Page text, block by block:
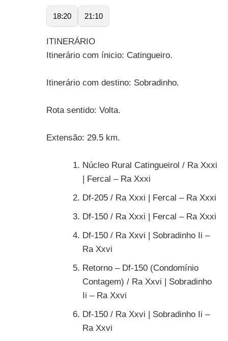
18:20 21:10
ITINERÁRIO
Itinerário com ínicio: Catingueiro.
Itinerário com destino: Sobradinho.
Rota sentido: Volta.
Extensão: 29.5 km.
Núcleo Rural Catingueirol / Ra Xxxi
| Fercal – Ra Xxxi
Df-205 / Ra Xxxi | Fercal – Ra Xxxi
Df-150 / Ra Xxxi | Fercal – Ra Xxxi
Df-150 / Ra Xxvi | Sobradinho Ii –
Ra Xxvi
Retorno – Df-150 (Condomínio
Contagem) / Ra Xxvi | Sobradinho
Ii – Ra Xxvi
Df-150 / Ra Xxvi | Sobradinho Ii –
Ra Xxvi